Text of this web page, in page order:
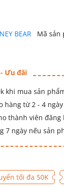
BEAR Mã sản
Ưu đãi
khi mua sản
hàng từ 2 - 4
thành viên đăng
7 ngày nếu sản
tối đa 50K